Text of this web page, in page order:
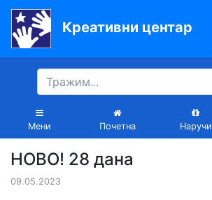
Креативни центар
Мени Почетна Наручи
Почетна
Књиге
Уџбеници
вртиће
НОВО! 28 дана
09.05.2023